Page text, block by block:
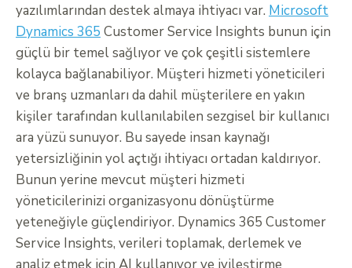
yazılımlarından destek almaya ihtiyacı var. Microsoft
Dynamics 365 Customer Service Insights bunun için
güçlü bir temel sağlıyor ve çok çeşitli sistemlere
kolayca bağlanabiliyor. Müşteri hizmeti yöneticileri
ve branş uzmanları da dahil müşterilere en yakın
kişiler tarafından kullanılabilen sezgisel bir kullanıcı
ara yüzü sunuyor. Bu sayede insan kaynağı
yetersizliğinin yol açtığı ihtiyacı ortadan kaldırıyor.
Bunun yerine mevcut müşteri hizmeti
yöneticilerinizi organizasyonu dönüştürme
yeteneğiyle güçlendiriyor. Dynamics 365 Customer
Service Insights, verileri toplamak, derlemek ve